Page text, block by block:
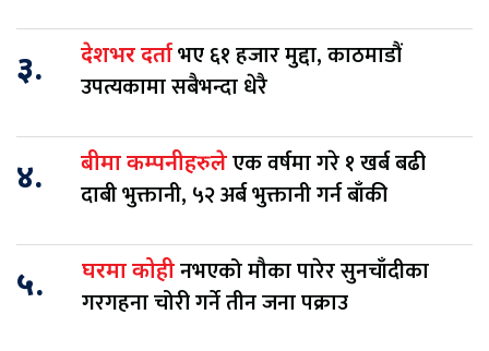
३. देशभर दर्ताभए ६१ हजार मुद्दा, काठमाडौं
उपत्यकामा सबैभन्दा धेरै
४. बीमा कम्पनीहरुलेएक वर्षमा गरे १ खर्ब बढी
दाबी भुक्तानी, ५२ अर्ब भुक्तानी गर्न बाँकी
५. घरमा कोहीनभएको मौका पारेर सुनचाँदीका
गरगहना चोरी गर्ने तीन जना पक्राउ